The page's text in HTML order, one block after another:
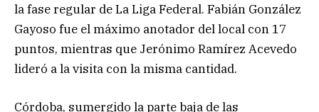
la fase regular de La Liga Federal. Fabián González
Gayoso fue el máximo anotador del local con 17
puntos, mientras que Jerónimo Ramírez Acevedo
lideró a la visita con la misma cantidad.
Córdoba, sumergido la parte baja de las